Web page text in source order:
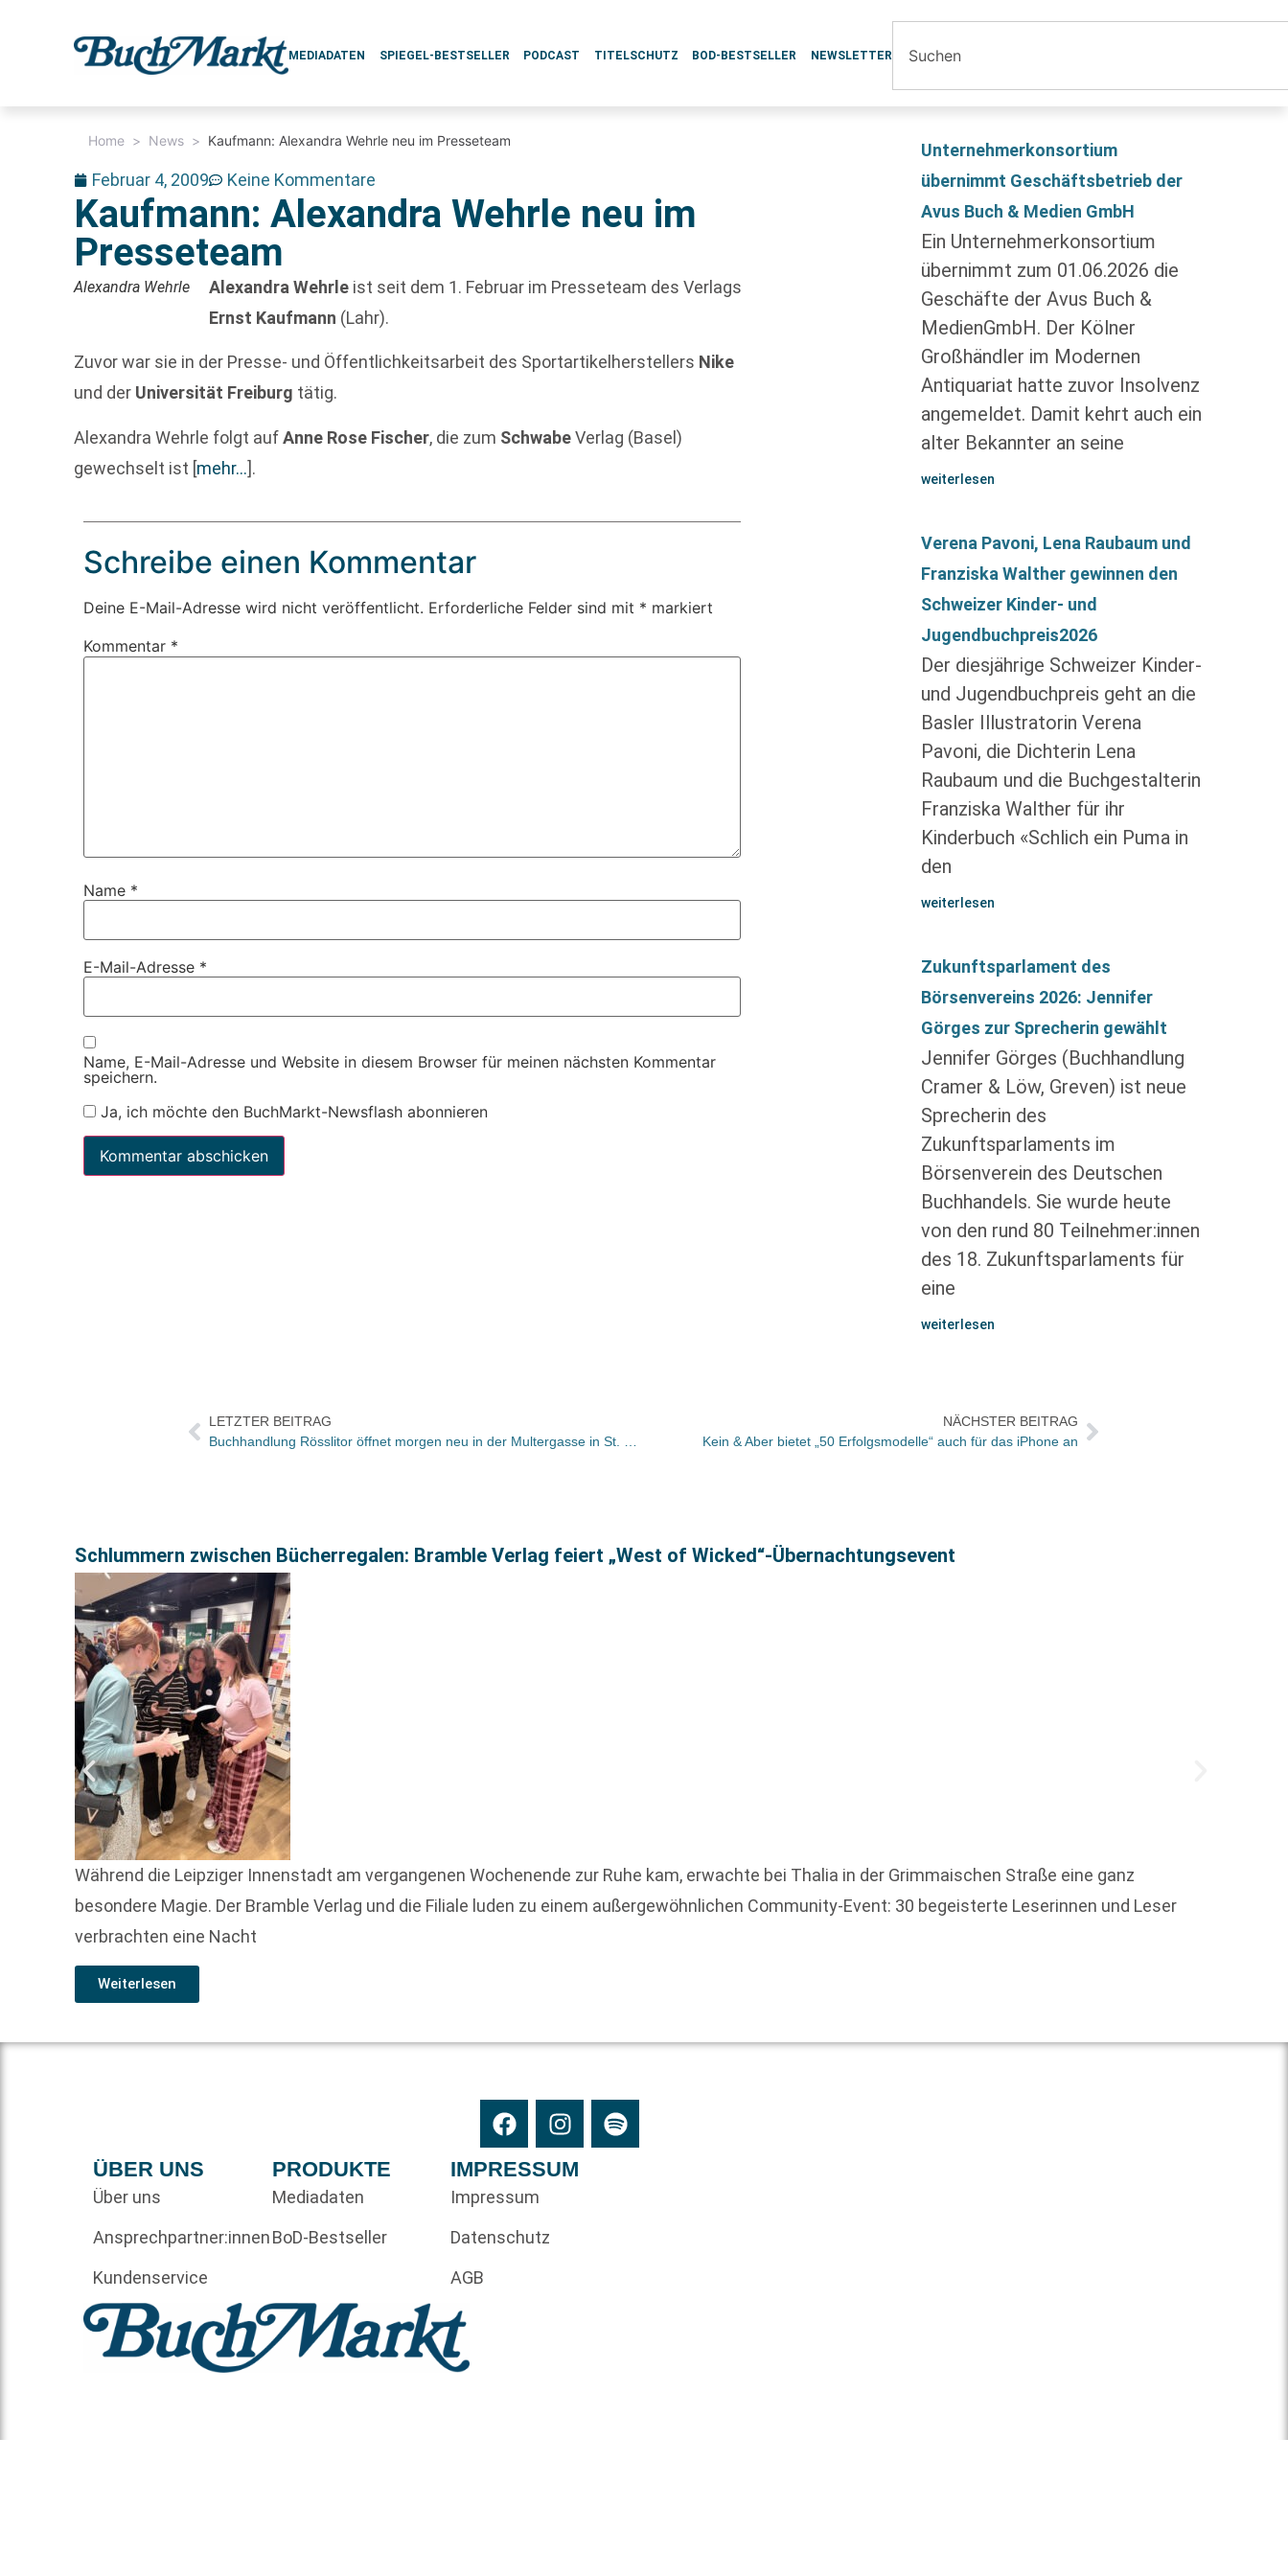
MEDIADATEN SPIEGEL-BESTSELLER PODCAST TITELSCHUTZ BOD-BESTSELLER NEWSLETTER
Home > News > Kaufmann: Alexandra Wehrle neu im Presseteam
Februar 4, 2009 Keine Kommentare
Kaufmann: Alexandra Wehrle neu im
Presseteam
Alexandra Wehrle Alexandra Wehrle ist seit dem 1. Februar im Presseteam des Verlags
Ernst Kaufmann (Lahr).
Zuvor war sie in der Presse- und Öffentlichkeitsarbeit des Sportartikelherstellers Nike
und der Universität Freiburg tätig.
Alexandra Wehrle folgt aufAnne Rose Fischer, die zum SchwabeVerlag (Basel)
gewechselt ist [mehr…].
Schreibe einen Kommentar
Deine E-Mail-Adresse wird nicht veröffentlicht. Erforderliche Felder sind mit * markiert
Kommentar *
Name *
E-Mail-Adresse *
Name, E-Mail-Adresse und Website in diesem Browser für meinen nächsten Kommentar
speichern.
Ja, ich möchte den BuchMarkt-Newsflash abonnieren
Unternehmerkonsortium
übernimmt Geschäftsbetrieb der
Avus Buch & Medien GmbH
Ein Unternehmerkonsortium
übernimmt zum 01.06.2026 die
Geschäfte der Avus Buch &
MedienGmbH. Der Kölner
Großhändler im Modernen
Antiquariat hatte zuvor Insolvenz
angemeldet. Damit kehrt auch ein
alter Bekannter an seine
weiterlesen
Verena Pavoni, Lena Raubaum und
Franziska Walther gewinnen den
Schweizer Kinder- und
Jugendbuchpreis2026
Der diesjährige Schweizer Kinder-
und Jugendbuchpreis geht an die
Basler Illustratorin Verena
Pavoni, die Dichterin Lena
Raubaum und die Buchgestalterin
Franziska Walther für ihr
Kinderbuch «Schlich ein Puma in
den
weiterlesen
Zukunftsparlament des
Börsenvereins 2026: Jennifer
Görges zur Sprecherin gewählt
Jennifer Görges (Buchhandlung
Cramer & Löw, Greven) ist neue
Sprecherin des
Zukunftsparlaments im
Börsenverein des Deutschen
Buchhandels. Sie wurde heute
von den rund 80 Teilnehmer:innen
des 18. Zukunftsparlaments für
eine
weiterlesen
LETZTER BEITRAG
NÄCHSTER BEITRAG
Kein & Aber bietet „50 Erfolgsmodelle“ auch für das iPhone an
Schlummern zwischen Bücherregalen: Bramble Verlag feiert „West of Wicked“-Übernachtungsevent
Während die Leipziger Innenstadt am vergangenen Wochenende zur Ruhe kam, erwachte bei Thalia in der Grimmaischen Straße eine ganz
besondere Magie. Der Bramble Verlag und die Filiale luden zu einem außergewöhnlichen Community-Event: 30 begeisterte Leserinnen und Leser
verbrachten eine Nacht
Weiterlesen
ÜBER UNS
Über uns
Ansprechpartner:innen
Kundenservice
PRODUKTE
Mediadaten
BoD-Bestseller
IMPRESSUM
Impressum
Datenschutz
AGB